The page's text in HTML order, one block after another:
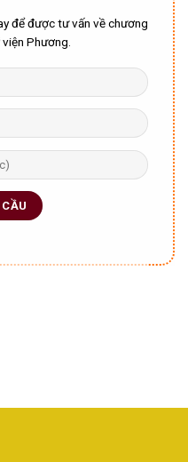
để được tư vấn về chương
Phương.